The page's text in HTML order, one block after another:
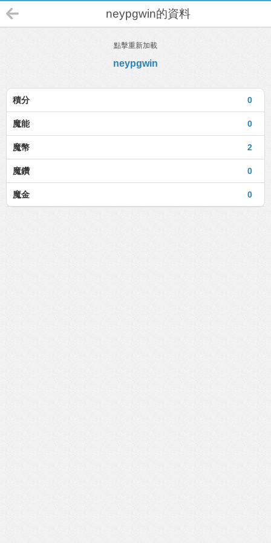
neypgwin的資料
點擊重新加載
neypgwin
0
積分
0
魔能
2
魔幣
0
魔鑽
0
魔金